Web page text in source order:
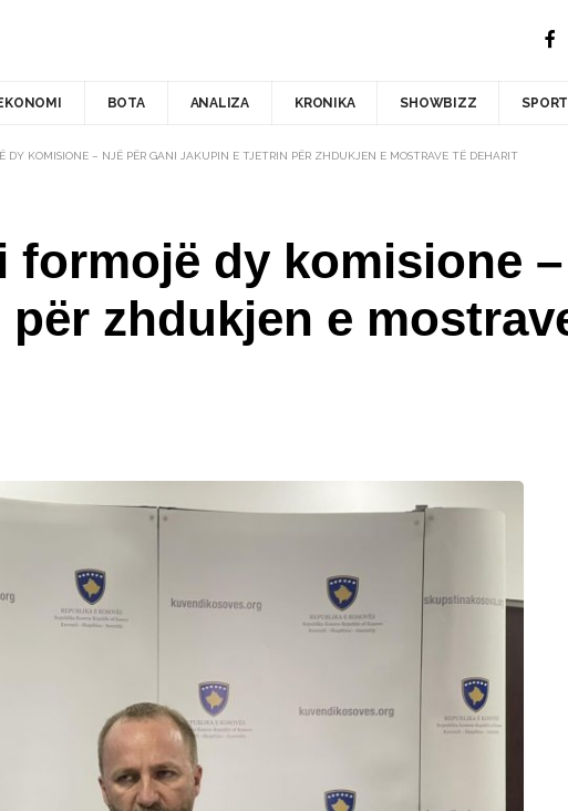
BOTA ANALIZA KRONIKA SHOWBIZZ SPORT
DY KOMISIONE – NJË PËR GANI JAKUPIN E TJETRIN PËR ZHDUKJEN E MOSTRAVE TË DEHARIT
formojë dy komisione
zhdukjen e